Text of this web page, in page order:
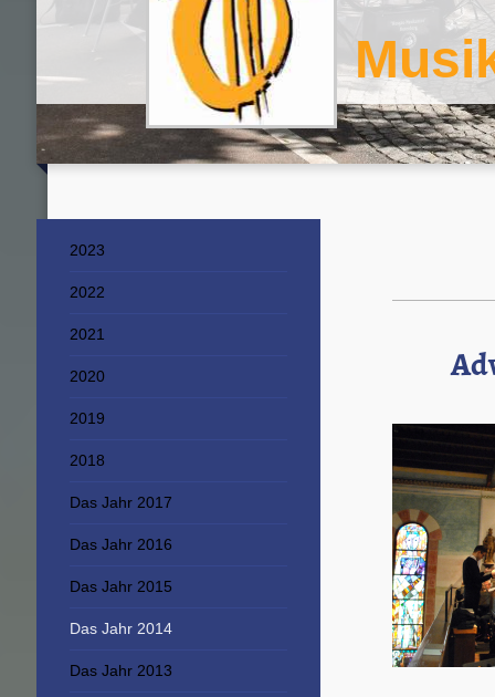
2023
2022
2021
2020
2019
2018
Das Jahr 2017
Das Jahr 2016
Das Jahr 2015
Das Jahr 2014
Das Jahr 2013